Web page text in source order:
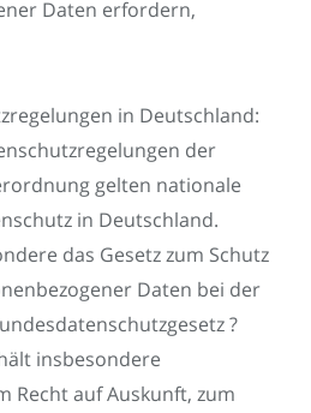
Daten erfordern,
in Deutschland:
der
gelten nationale
in Deutschland.
das Gesetz zum Schutz
Daten bei der
?
insbesondere
Recht auf Auskunft, zum